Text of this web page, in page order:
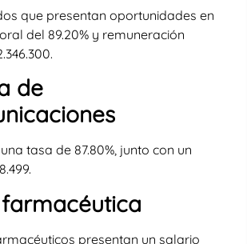
que presentan oportunidades en
del 89.20% y remuneración
de
tasa de 87.80%, junto con un
presentan un salario